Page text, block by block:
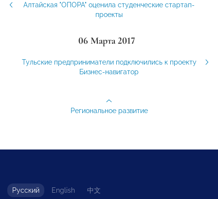
Алтайская "ОПОРА" оценила студенческие стартап-
проекты
06 Марта 2017
Тульские предприниматели подключились к проекту
Бизнес-навигатор
Региональное развитие
Русский English 中文